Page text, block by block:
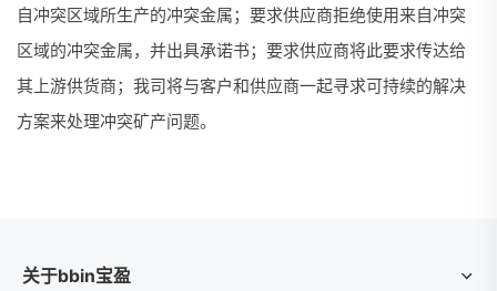
自冲突区域所生产的冲突金属；要求供应商拒绝使用来自冲突
区域的冲突金属，并出具承诺书；要求供应商将此要求传达给
其上游供货商；我司将与客户和供应商一起寻求可持续的解决
方案来处理冲突矿产问题。
关于bbin宝盈